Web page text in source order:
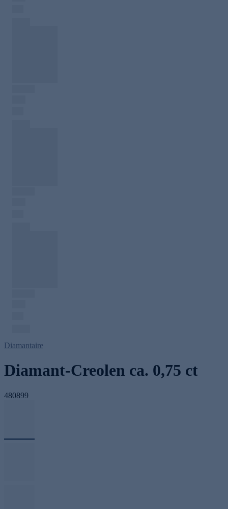
Diamantaire
Diamant-Creolen ca. 0,75 ct
480899